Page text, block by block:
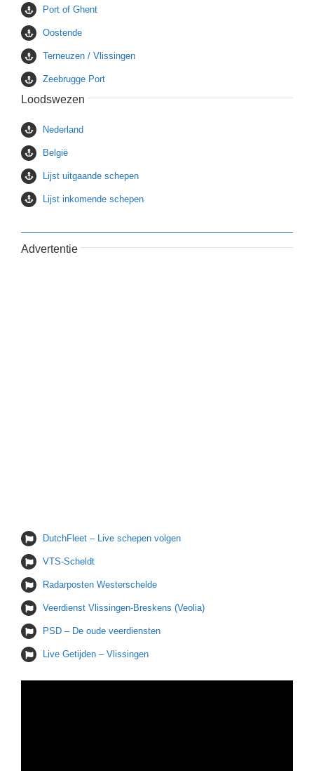
Port of Ghent
Oostende
Terneuzen / Vlissingen
Zeebrugge Port
Loodswezen
Nederland
België
Lijst uitgaande schepen
Lijst inkomende schepen
Advertentie
DutchFleet – Live schepen volgen
VTS-Scheldt
Radarposten Westerschelde
Veerdienst Vlissingen-Breskens (Veolia)
PSD – De oude veerdiensten
Live Getijden – Vlissingen